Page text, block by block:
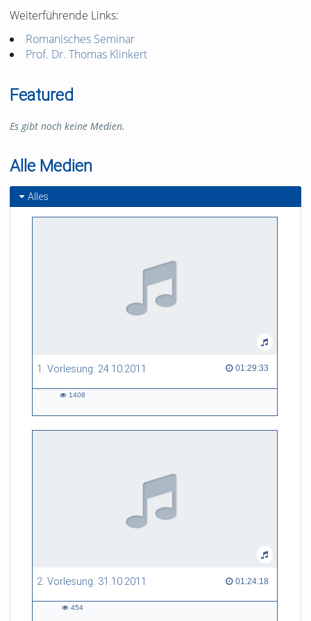
Weiterführende Links:
Romanisches Seminar
Prof. Dr. Thomas Klinkert
Featured
Es gibt noch keine Medien.
Alle Medien
Alles
1. Vorlesung: 24.10.2011 01:29:33
01:29:33 duration
1408
2. Vorlesung: 31.10.2011 01:24:18
01:24:18 duration
454